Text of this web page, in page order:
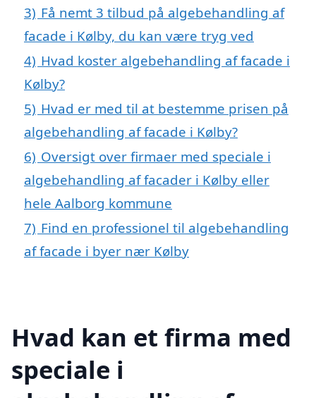
3) Få nemt 3 tilbud på algebehandling af
facade i Kølby, du kan være tryg ved
4) Hvad koster algebehandling af facade i
Kølby?
5) Hvad er med til at bestemme prisen på
algebehandling af facade i Kølby?
6) Oversigt over firmaer med speciale i
algebehandling af facader i Kølby eller
hele Aalborg kommune
7) Find en professionel til algebehandling
af facade i byer nær Kølby
Hvad kan et firma med
speciale i